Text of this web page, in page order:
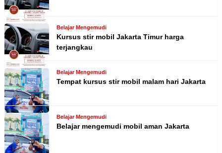
Belajar Mengemudi
Kursus stir mobil Jakarta Timur harga
terjangkau
Belajar Mengemudi
Tempat kursus stir mobil malam hari Jakarta
Belajar Mengemudi
Belajar mengemudi mobil aman Jakarta